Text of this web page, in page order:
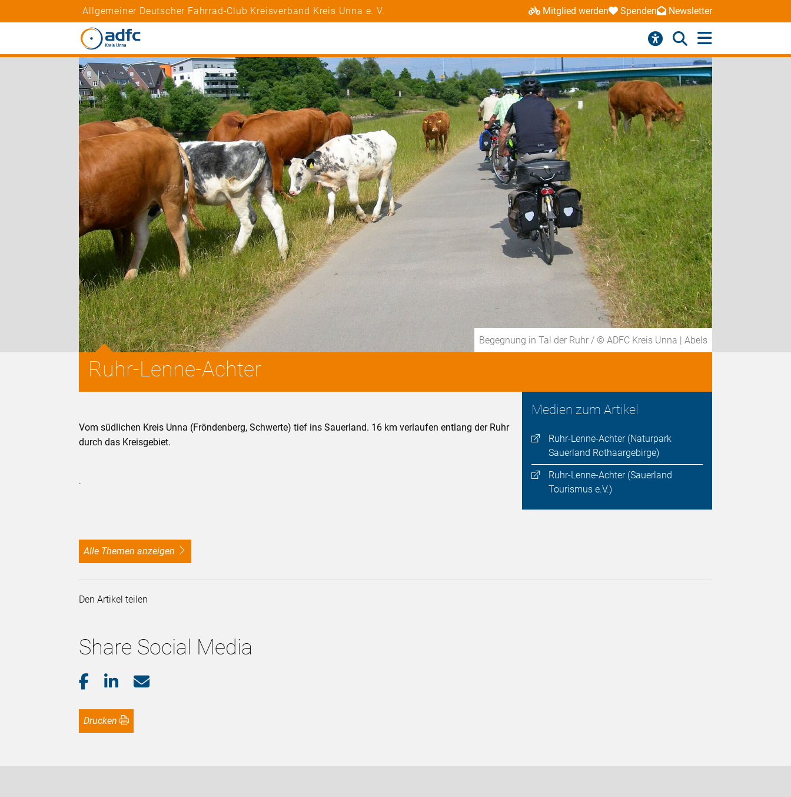
Allgemeiner Deutscher Fahrrad-Club Kreisverband Kreis Unna e. V. Mitglied werden Spenden Newsletter
Begegnung in Tal der Ruhr / © ADFC Kreis Unna | Abels
Ruhr-Lenne-Achter
Medien zum Artikel
Ruhr-Lenne-Achter (Naturpark
Sauerland Rothaargebirge)
Ruhr-Lenne-Achter (Sauerland
Tourismus e.V.)
Vom südlichen Kreis Unna (Fröndenberg, Schwerte) tief ins Sauerland. 16 km verlaufen entlang der Ruhr
durch das Kreisgebiet.
.
alle Themen anzeigen
Den Artikel teilen
Share Social Media
Drucken